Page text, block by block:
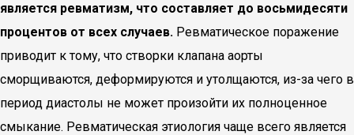
является ревматизм, что составляет до восьмидесяти
процентов от всех случаев. Ревматическое поражение
приводит к тому, что створки клапана аорты
сморщиваются, деформируются и утолщаются, из-за чего в
период диастолы не может произойти их полноценное
смыкание. Ревматическая этиология чаще всего является